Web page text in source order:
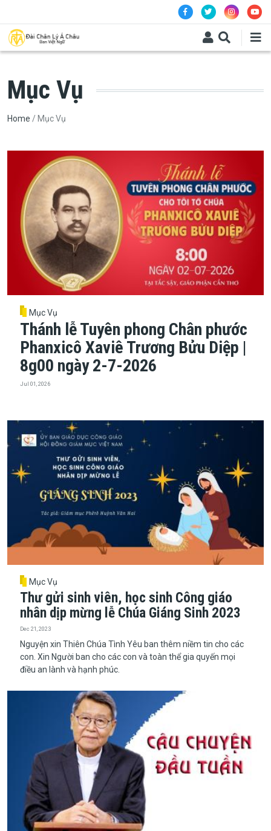
Mục Vụ
Breadcrumb
Home Mục Vụ
Mục Vụ
Thánh lễ Tuyên phong Chân phước
Phanxicô Xaviê Trương Bửu Diệp |
8g00 ngày 2-7-2026
Jul 01, 2026
Mục Vụ
Thư gửi sinh viên, học sinh Công giáo
nhân dịp mừng lễ Chúa Giáng Sinh 2023
Dec 21, 2023
Nguyện xin Thiên Chúa Tình Yêu ban thêm niềm tin cho các
con. Xin Người ban cho các con và toàn thể gia quyến mọi
điều an lành và hạnh phúc.